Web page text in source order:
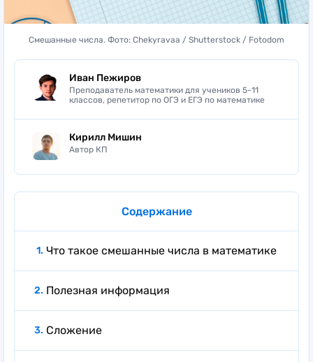
Смешанные числа. Фото: Chekyravaa / Shutterstock / Fotodom
Иван Пежиров
Преподаватель математики для учеников 5-11
классов, репетитор по ОГЭ и ЕГЭ по математике
Кирилл Мишин
Автор КП
Содержание
Что такое смешанные числа в математике
Полезная информация
Сложение